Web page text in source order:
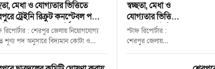
মেধা ও যোগ্যতার ভিত্তিতে
ট্রেইনি রিক্রুট কনস্টেবল পদে
পেলেন ২৫ জন প্রার্থী
রিপোর্টার : শেরপুর জেলায় নিয়োগযোগ্য
শূণ্য পদ অনুসারে বিদ্যমান কোটা ও
পদ্ধতি অনুসরণ করে শতভাগ মেধা,
ও স্বচ্ছতার মাধ্যমে বাংলাদেশ পুলিশে
স্বচ্ছতা, মেধা ও
যোগ্যতার ভিত্তিতে
শেরপুরে ট্রেইনি
রিক্রুট কনস্টেবল
স্টাফ রিপোর্টার :
শেরপুর জেলায়
নিয়োগযোগ্য প্রকৃত শূণ্য